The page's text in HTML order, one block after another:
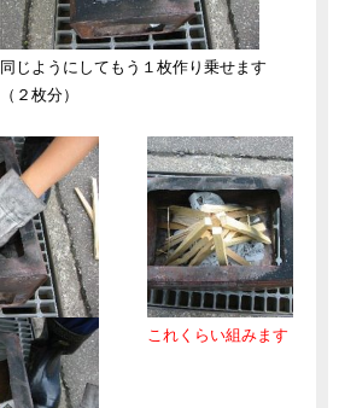
同じようにしてもう１枚作り乗せます
（２枚分）
これくらい組みます